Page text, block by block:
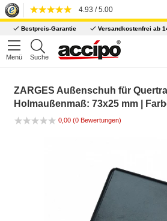
4.93 / 5.00
Bestpreis-Garantie Versandkostenfrei ab
Menü Suche
ZARGES Außenschuh für
Holmaußenmaß: 73x25 mm |
0,00 (0 Bewertungen)